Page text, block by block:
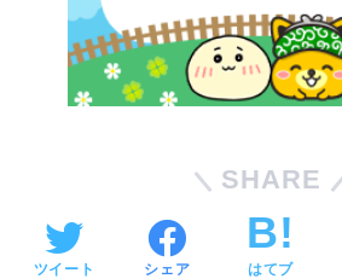
SHARE
ツイート シェア はてブ